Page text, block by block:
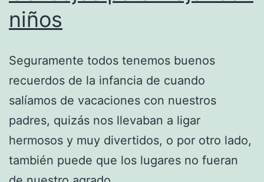
niños
Seguramente todos tenemos buenos
recuerdos de la infancia de cuando
salíamos de vacaciones con nuestros
padres, quizás nos llevaban a ligar
hermosos y muy divertidos, o por otro lado,
también puede que los lugares no fueran